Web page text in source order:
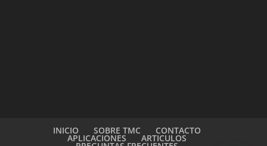
INICIO SOBRE TMC CONTACTO
APLICACIONES ARTICULOS